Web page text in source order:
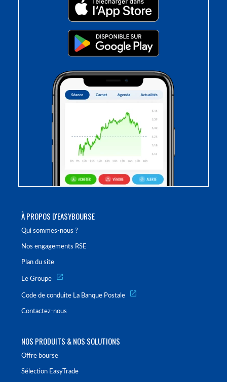
À PROPOS D'EASYBOURSE
Qui sommes-nous ?
Nos engagements RSE
Plan du site
Le Groupe
Code de conduite La Banque Postale
Contactez-nous
NOS PRODUITS & NOS SOLUTIONS
Offre bourse
Sélection EasyTrade